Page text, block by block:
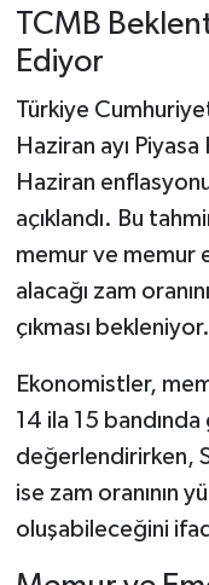
TCMB
Ediyor
Türkiye
Haziran ayı Piyasa
Haziran
açıklandı. Bu
memur ve memur
alacağı zam
çıkması bekleniyor.
Ekonomistler,
14 ila 15
değerlendirirken,
ise zam oranının
oluşabileceğini